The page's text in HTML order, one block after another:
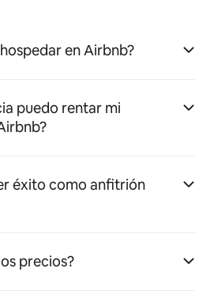
en Airbnb?
puedo rentar mi
éxito como anfitrión
precios?